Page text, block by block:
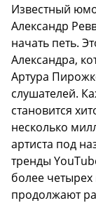
Известный
Александр
начать петь.
Александра,
Артура
слушателей.
становится
несколько
артиста под
тренды
более
продолжают